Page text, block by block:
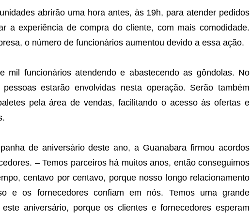
abrirão uma hora antes, às 19h, para atender pedidos
a experiência de compra do cliente, com mais comodidade.
o número de funcionários aumentou devido a essa ação.
mil funcionários atendendo e abastecendo as gôndolas. No
estarão envolvidas nesta operação. Serão também
pela área de vendas, facilitando o acesso às ofertas e
de aniversário deste ano, a Guanabara firmou acordos
– Temos parceiros há muitos anos, então conseguimos
centavo por centavo, porque nosso longo relacionamento
e os fornecedores confiam em nós. Temos uma grande
este aniversário, porque os clientes e fornecedores esperam